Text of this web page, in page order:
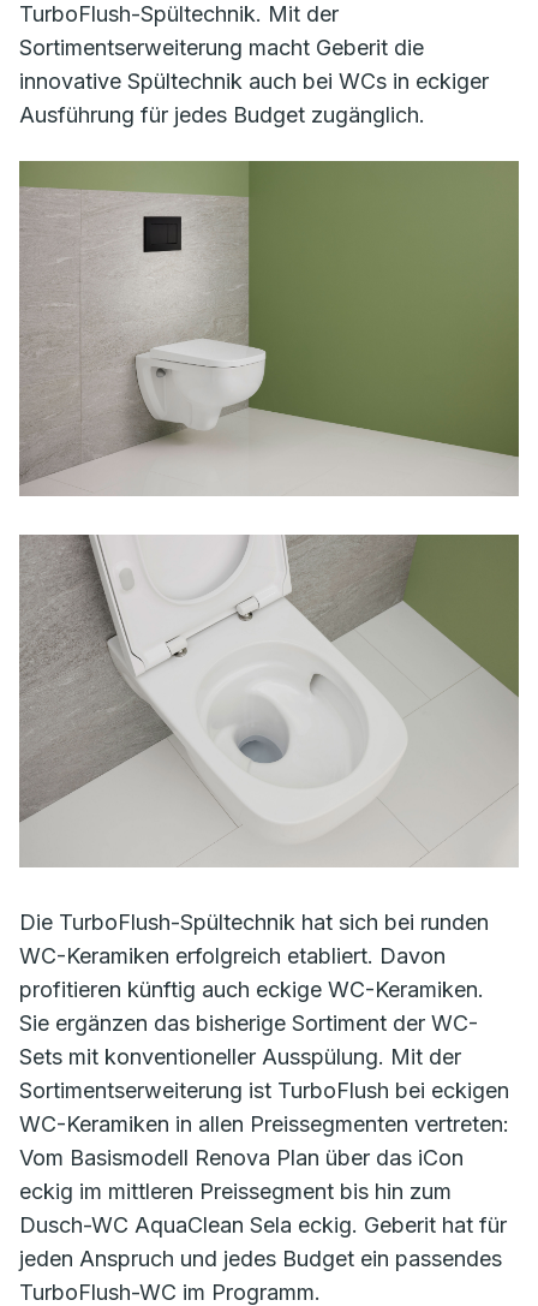
TurboFlush-Spültechnik. Mit der
Sortimentserweiterung macht Geberit die
innovative Spültechnik auch bei WCs in eckiger
Ausführung für jedes Budget zugänglich.
Die TurboFlush-Spültechnik hat sich bei runden
WC-Keramiken erfolgreich etabliert. Davon
profitieren künftig auch eckige WC-Keramiken.
Sie ergänzen das bisherige Sortiment der WC-
Sets mit konventioneller Ausspülung. Mit der
Sortimentserweiterung ist TurboFlush bei eckigen
WC-Keramiken in allen Preissegmenten vertreten:
Vom Basismodell Renova Plan über das iCon
eckig im mittleren Preissegment bis hin zum
Dusch-WC AquaClean Sela eckig. Geberit hat für
jeden Anspruch und jedes Budget ein passendes
TurboFlush-WC im Programm.